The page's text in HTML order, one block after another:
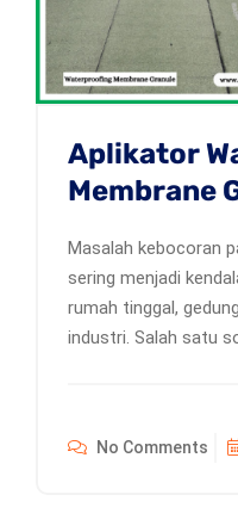
Aplikator
Membrane
Masalah kebocoran
sering menjadi
rumah tinggal,
industri. Salah satu
No Comments